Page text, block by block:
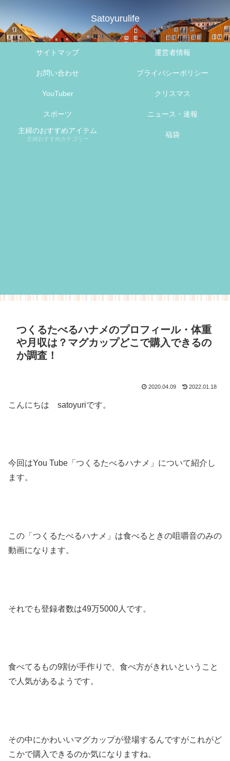
Satoyurulife
サイトマップ 運営者情報
お問い合わせ プライバシーポリシー
YouTuber クリスマス
スポーツ
ニュース・速報
主婦のおすすめアイテム
主婦おすすめカテゴリー 福袋
つくるたべるハナメのプロフィール・体重
や月収は？マグカップどこで購入できるの
か調査！
2020.04.09 2022.01.18
こんにちは satoyuriです。
今回はYou Tube「つくるたべるハナメ」について紹介し
ます。
この「つくるたべるハナメ」は食べるときの咀嚼音のみの
動画になります。
それでも登録者数は49万5000人です。
食べてるもの9割が手作りで、食べ方がきれいということ
で人気があるようです。
その中にかわいいマグカップが登場するんですがこれがど
こかで購入できるのか気になりますね。